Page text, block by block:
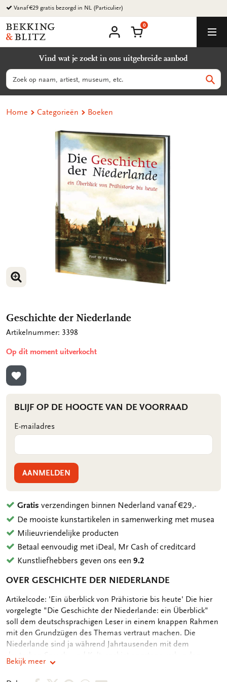
Ga
naar
content
Vanaf €29 gratis bezorgd in NL (Particulier)
Bekking
&
B.V.
account
Winkelmand
0
Vind wat je zoekt in ons uitgebreide aanbod
Zoeken
Home Categorieën Boeken
VERGROOT AFBEELDING
Geschichte der Niederlande
Artikelnummer: 3398
Op dit moment uitverkocht
TOEVOEGEN AAN VERLANGLIJST
BLIJF OP DE HOOGTE VAN DE VOORRAAD
E-mailadres
AANMELDEN
Gratis verzendingen binnen Nederland vanaf €29,-
De mooiste kunstartikelen in samenwerking met musea
Milieuvriendelijke producten
Betaal eenvoudig met iDeal, Mr Cash of creditcard
Kunstliefhebbers geven ons een9.2
OVER GESCHICHTE DER NIEDERLANDE
OMSCHRIJVING
Artikelcode: 'Ein überblick von Prähistorie bis heute' Die hier
vorgelegte "Die Geschichte der Niederlande: ein Überblick"
soll dem deutschsprachigen Leser in einem knappen Rahmen
mit den Grundzügen des Themas vertraut machen. Die
Niederlande sind ja während Jahrtausenden mit dem
deutschen Sprach- und Kulturgebiet engstens verbunden.
Auch heute haben die beiden Staaten politisch und
wirtschaftlich besondere Beziehungen. In keinem anderen
Bekijk meer